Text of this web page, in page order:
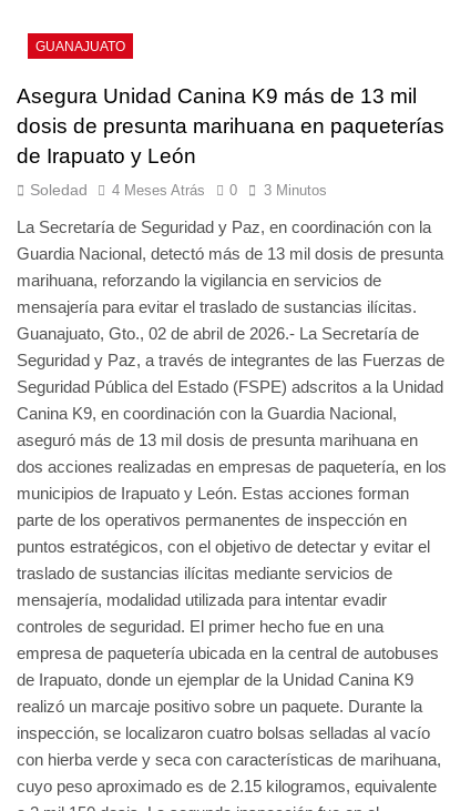
GUANAJUATO
Asegura Unidad Canina K9 más de 13 mil
dosis de presunta marihuana en paqueterías
de Irapuato y León
Soledad 4 Meses Atrás 0 3 Minutos
La Secretaría de Seguridad y Paz, en coordinación con la
Guardia Nacional, detectó más de 13 mil dosis de presunta
marihuana, reforzando la vigilancia en servicios de
mensajería para evitar el traslado de sustancias ilícitas.
Guanajuato, Gto., 02 de abril de 2026.- La Secretaría de
Seguridad y Paz, a través de integrantes de las Fuerzas de
Seguridad Pública del Estado (FSPE) adscritos a la Unidad
Canina K9, en coordinación con la Guardia Nacional,
aseguró más de 13 mil dosis de presunta marihuana en
dos acciones realizadas en empresas de paquetería, en los
municipios de Irapuato y León. Estas acciones forman
parte de los operativos permanentes de inspección en
puntos estratégicos, con el objetivo de detectar y evitar el
traslado de sustancias ilícitas mediante servicios de
mensajería, modalidad utilizada para intentar evadir
controles de seguridad. El primer hecho fue en una
empresa de paquetería ubicada en la central de autobuses
de Irapuato, donde un ejemplar de la Unidad Canina K9
realizó un marcaje positivo sobre un paquete. Durante la
inspección, se localizaron cuatro bolsas selladas al vacío
con hierba verde y seca con características de marihuana,
cuyo peso aproximado es de 2.15 kilogramos, equivalente